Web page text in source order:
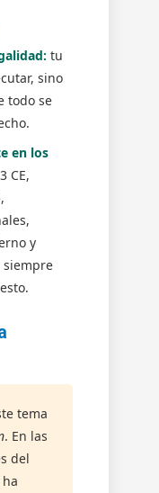
tu
sino
todo se
en los
CE,
y
tema
. En las
del
ha